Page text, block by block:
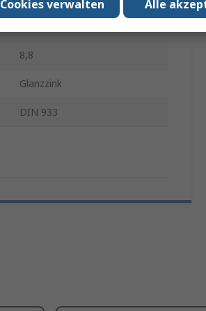
8,8
Glanzzink
DIN 933
Alle
Cookies verwalten